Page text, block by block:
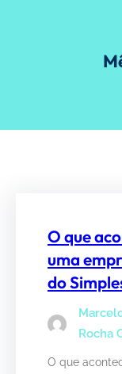
O que
uma
do
Rocha
O que